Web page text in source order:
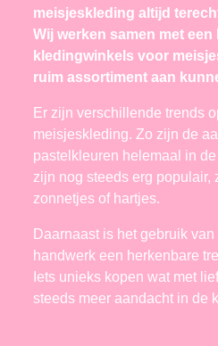
meisjeskleding altijd
Wij werken samen met een
kledingwinkels voor
ruim assortiment aan
Er zijn verschillende trends
meisjeskleding. Zo zijn de
pastelkleuren helemaal in
zijn nog steeds erg populair,
zonnetjes of hartjes.
Daarnaast is het gebruik
handwerk een herkenbare
Iets unieks kopen wat met
steeds meer aandacht in de